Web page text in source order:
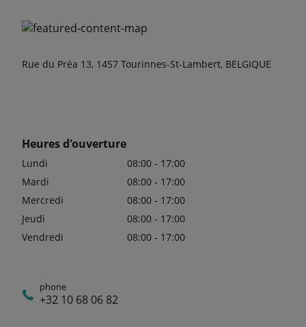
Rue du Préa 13, 1457 Tourinnes-St-Lambert, BELGIQUE
Heures d'ouverture
Lundi
08:00 - 17:00
Mardi
08:00 - 17:00
Mercredi
08:00 - 17:00
Jeudi
08:00 - 17:00
Vendredi
08:00 - 17:00
phone
+32 10 68 06 82